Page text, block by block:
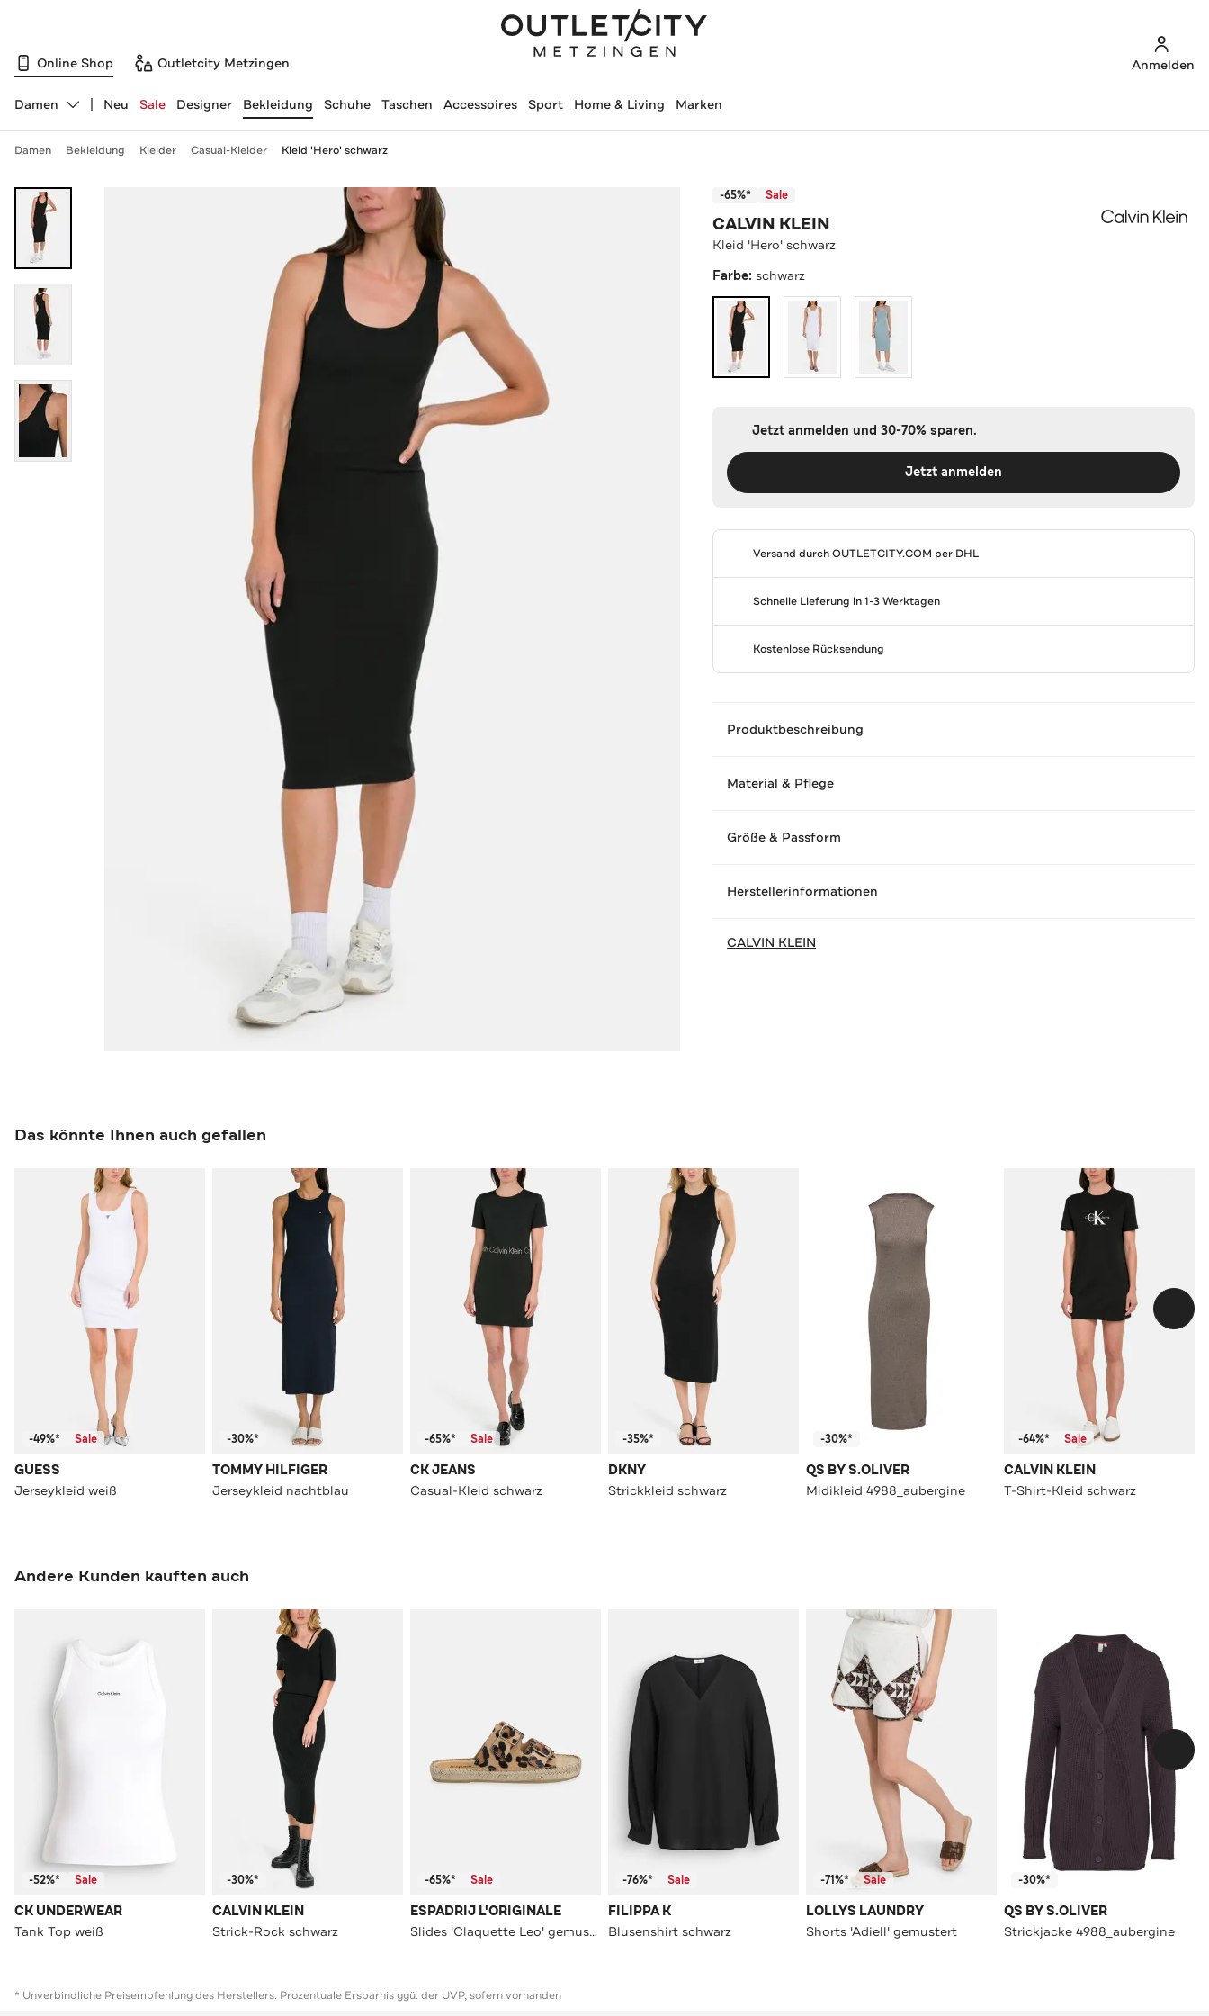
Online Shop Outletcity Metzingen Anmelden
Abteilung ändern, ausgewählt:
Damen Neu Sale Designer Bekleidung Schuhe Taschen Accessoires Sport Home & Living Marken
Damen Bekleidung Kleider Casual-Kleider Kleid 'Hero' schwarz
-65%* Sale
CALVIN KLEIN
Kleid 'Hero' schwarz
Farbe: schwarz
Jetzt anmelden und 30-70% sparen.
Jetzt anmelden
Versand durchOUTLETCITY.COM per DHL
Schnelle Lieferung in 1-3 Werktagen
Kostenlose Rücksendung
Produktbeschreibung
Material & Pflege
Größe & Passform
Herstellerinformationen
CALVIN KLEIN
Das könnte Ihnen auch gefallen
-49%* Sale
GUESS
Jerseykleid weiß
-30%*
TOMMY HILFIGER
Jerseykleid nachtblau
-65%* Sale
CK JEANS
Casual-Kleid schwarz
-35%*
DKNY
Strickkleid schwarz
-30%*
QS BY S.OLIVER
Midikleid 4988_aubergine
-64%* Sale
CALVIN KLEIN
T-Shirt-Kleid schwarz
Andere Kunden kauften auch
-52%* Sale
CK UNDERWEAR
Tank Top weiß
-30%*
CALVIN KLEIN
Strick-Rock schwarz
-65%* Sale
ESPADRIJ L'ORIGINALE
Slides 'Claquette Leo' gemustert
-76%* Sale
FILIPPA K
Blusenshirt schwarz
-71%* Sale
LOLLYS LAUNDRY
Shorts 'Adiell' gemustert
-30%*
QS BY S.OLIVER
Strickjacke 4988_aubergine
* Unverbindliche Preisempfehlung des Herstellers. Prozentuale Ersparnis ggü. der UVP, sofern vorhanden